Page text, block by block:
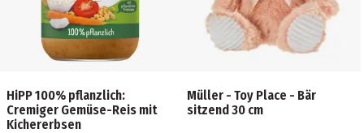
HiPP 100% pflanzlich:
Cremiger Gemüse-Reis mit
Kichererbsen
Müller - Toy Place - Bär
sitzend 30 cm